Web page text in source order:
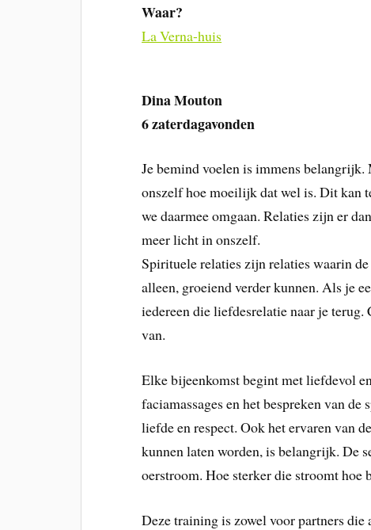
Waar?
La Verna-huis
Dina Mouton
6 zaterdagavonden
Je bemind voelen is immens
onszelf hoe moeilijk dat wel is. Dit kan
we daarmee omgaan. Relaties zijn er
meer licht in onszelf.
Spirituele relaties zijn relaties waarin
alleen, groeiend verder kunnen. Als je
iedereen die liefdesrelatie naar je
van.
Elke bijeenkomst begint met liefdevol
faciamassages en het bespreken van
liefde en respect. Ook het ervaren van
kunnen laten worden, is belangrijk. De
oerstroom. Hoe sterker die stroomt hoe
Deze training is zowel voor partners die